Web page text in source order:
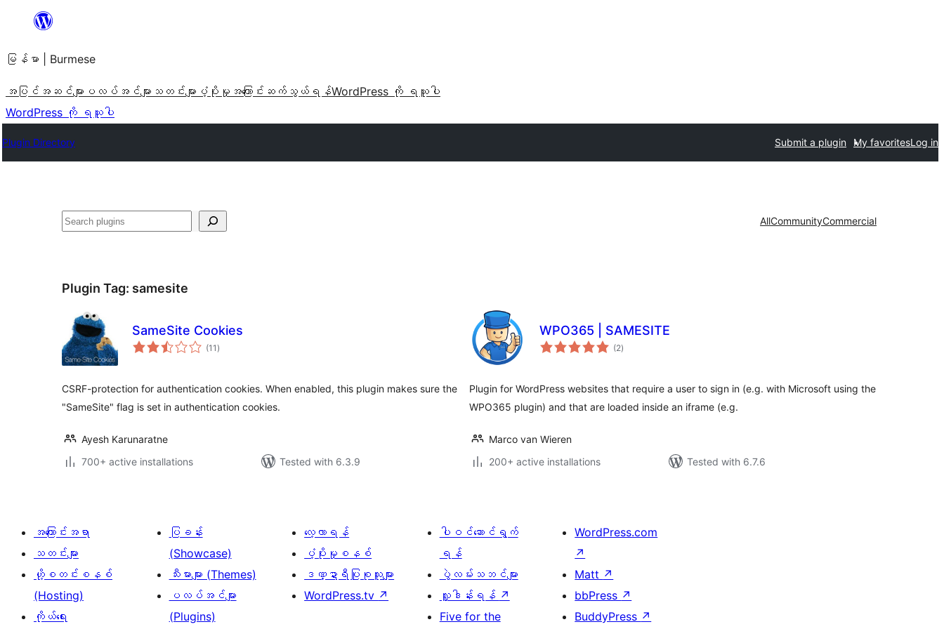
အကြောင်းအရာ
ကျော်သွား
ရန်
မြန်မာ | Burmese
အပြင်အဆင်များ ပလပ်အင်များ သတင်းများ ပံ့ပိုးမှု အကြောင်း ဆက်သွယ်ရန်WordPress ကို ရယူပါ
WordPress ကို ရယူပါ
Plugin Directory Submit a plugin My favoritesLog in
ရှာ
AllCommunityCommercial
Plugin Tag: samesite
SameSite Cookies
(11 total
ratings
)
CSRF-protection for authentication cookies. When enabled, this plugin makes sure the
"SameSite" flag is set in authentication cookies.
Ayesh Karunaratne
700+ active installations
Tested with 6.3.9
WPO365 | SAMESITE
(2total
ratings
)
Plugin for WordPress websites that require a user to sign in (e.g. with Microsoft using the
WPO365 plugin) and that are loaded inside an iframe (e.g.
Marco van Wieren
200+ active installations
Tested with 6.7.6
အကြောင်းအရာ
သတင်းများ
ဟို့စတင်းစနစ်
(Hosting)
ကိုယ်ရေး
ပြခန်း
(Showcase)
သီးမားများ (Themes)
ပလပ်အင်များ
(Plugins)
လေ့လာရန်
ပံ့ပိုးမှုစနစ်
ဒဏ္ဍာရီပြုစုသူများ
WordPress.tv ↗
ပါဝင်ဆောင်ရွက်
ရန်
ပွဲလမ်းသဘင်များ
လှူဒါန်းရန် ↗
Five for the
WordPress.com
↗
Matt ↗
bbPress ↗
BuddyPress ↗